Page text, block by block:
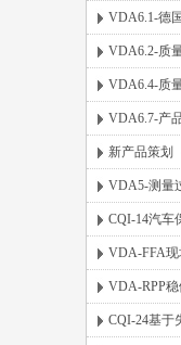
VDA6.1-德
VDA6.2-质
VDA6.4-质
VDA6.7-产
新产品策划
VDA5-测量
CQI-14汽车
VDA-FFA
VDA-RPP
CQI-24基于